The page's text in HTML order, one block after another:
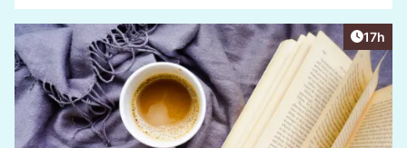
Artikel
17h